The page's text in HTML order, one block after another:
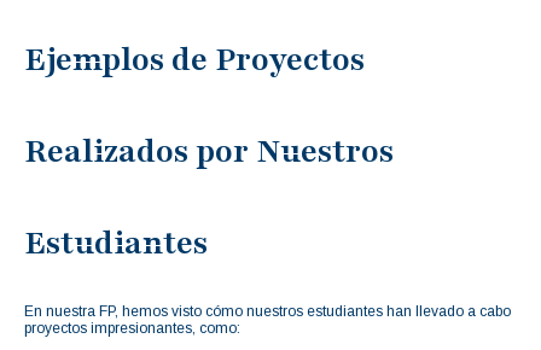
Ejemplos de Proyectos
Realizados por Nuestros
Estudiantes
En nuestra FP, hemos visto cómo nuestros estudiantes han llevado a cabo
proyectos impresionantes, como: